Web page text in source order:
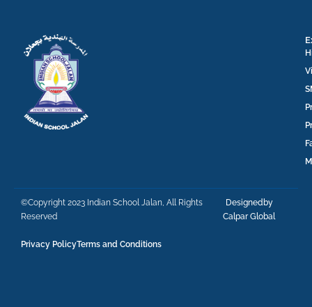
©Copyright 2023 Indian School Jalan, All Rights
Reserved
Designedby
Calpar Global
Privacy PolicyTerms and Conditions